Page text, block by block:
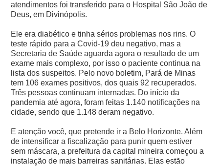
atendimentos foi transferido para o Hospital São João de
Deus, em Divinópolis.
Ele era diabético e tinha sérios problemas nos rins. O
teste rápido para a Covid-19 deu negativo, mas a
Secretaria de Saúde aguarda agora o resultado de um
exame mais complexo, por isso o paciente continua na
lista dos suspeitos. Pelo novo boletim, Pará de Minas
tem 106 exames positivos, dos quais 92 recuperados.
Três pessoas continuam internadas. Do início da
pandemia até agora, foram feitas 1.140 notificações na
cidade, sendo que 1.148 deram negativo.
E atenção você, que pretende ir a Belo Horizonte. Além
de intensificar a fiscalização para punir quem estiver
sem máscara, a prefeitura da capital mineira começou a
instalação de mais barreiras sanitárias. Elas estão